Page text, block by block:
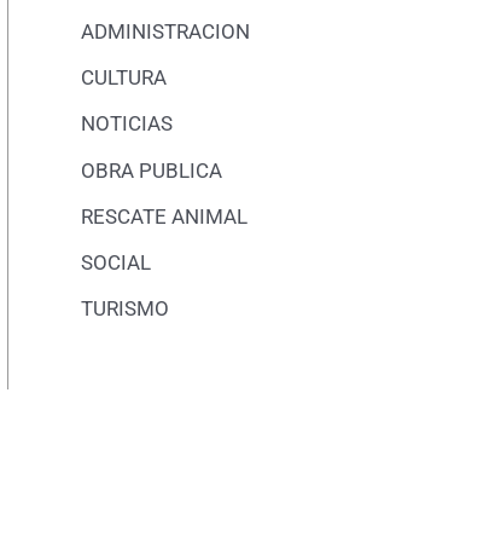
ADMINISTRACION
CULTURA
NOTICIAS
OBRA PUBLICA
RESCATE ANIMAL
SOCIAL
TURISMO